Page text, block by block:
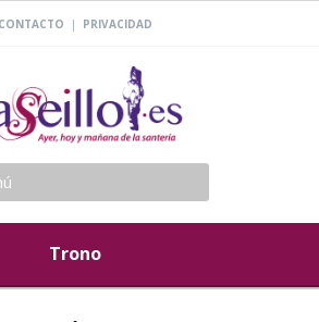
CONTACTO | PRIVACIDAD
Trono